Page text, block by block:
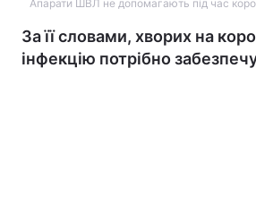
Апарати ШВЛ не допомагають під час
За її словами, хворих на
інфекцію потрібно